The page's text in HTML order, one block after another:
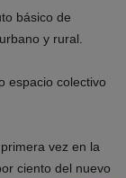
básico de
y rural.
espacio colectivo
primera vez en la
ciento del nuevo